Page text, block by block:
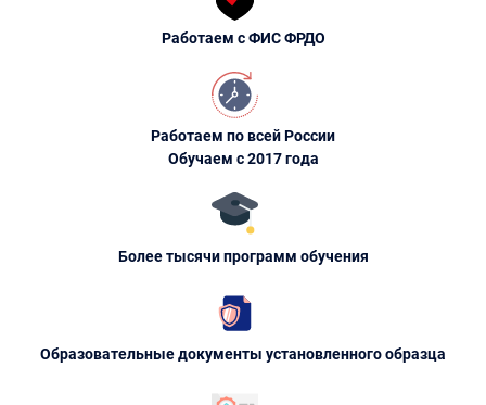
Работаем с ФИС ФРДО
Работаем по всей России
Обучаем с 2017 года
Более тысячи программ обучения
Образовательные документы установленного образца